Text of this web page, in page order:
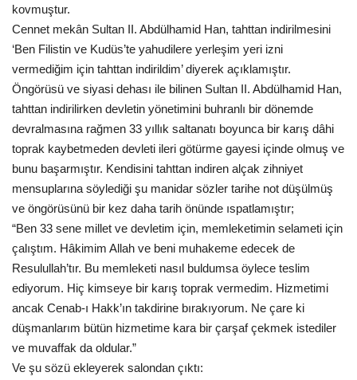
kovmuştur.
Cennet mekân Sultan II. Abdülhamid Han, tahttan indirilmesini
‘Ben Filistin ve Kudüs’te yahudilere yerleşim yeri izni
vermediğim için tahttan indirildim’ diyerek açıklamıştır.
Öngörüsü ve siyasi dehası ile bilinen Sultan II. Abdülhamid Han,
tahttan indirilirken devletin yönetimini buhranlı bir dönemde
devralmasına rağmen 33 yıllık saltanatı boyunca bir karış dâhi
toprak kaybetmeden devleti ileri götürme gayesi içinde olmuş ve
bunu başarmıştır. Kendisini tahttan indiren alçak zihniyet
mensuplarına söylediği şu manidar sözler tarihe not düşülmüş
ve öngörüsünü bir kez daha tarih önünde ıspatlamıştır;
“Ben 33 sene millet ve devletim için, memleketimin selameti için
çalıştım. Hâkimim Allah ve beni muhakeme edecek de
Resulullah’tır. Bu memleketi nasıl buldumsa öylece teslim
ediyorum. Hiç kimseye bir karış toprak vermedim. Hizmetimi
ancak Cenab-ı Hakk’ın takdirine bırakıyorum. Ne çare ki
düşmanlarım bütün hizmetime kara bir çarşaf çekmek istediler
ve muvaffak da oldular.”
Ve şu sözü ekleyerek salondan çıktı: